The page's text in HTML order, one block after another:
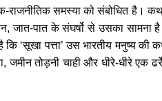
राजनीतिक समस्या को संबोधित है।
जात-पात के संघर्षो से उसका सामना
‘सूखा पत्ता’ उस भारतीय मनुष्य
जमीन तोड़नी चाही और धीरे-धीरे एक